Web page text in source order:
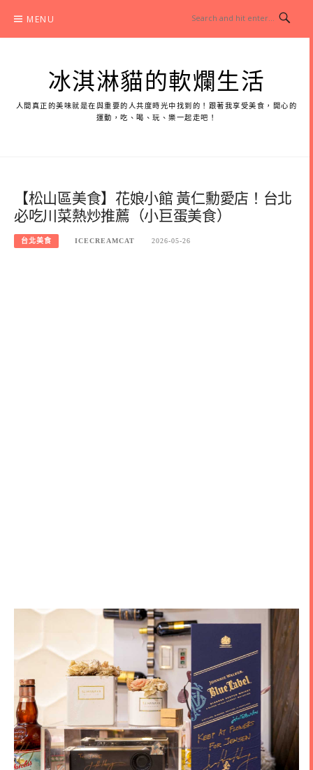
content
MENU
冰淇淋貓的軟爛生活
人間真正的美味就是在與重要的人共度時光中找到的！跟著我享受美食，開心的
運動，吃、喝、玩、樂一起走吧！
【松山區美食】花娘小館 黃仁勳愛店！台北
必吃川菜熱炒推薦（小巨蛋美食）
台北美食 ICECREAMCAT 2026-05-26